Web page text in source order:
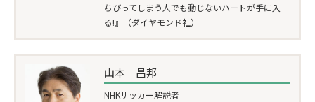
ちびってしまう人でも動じないハートが手に入
る!』（ダイヤモンド社）
山本 昌邦
NHKサッカー解説者